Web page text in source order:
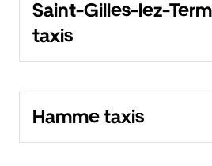
Saint-Gilles-lez-
taxis
Hamme taxis